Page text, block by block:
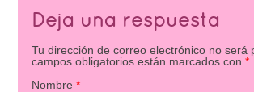
Deja una respuesta
Tu dirección de correo electrónico no será
campos obligatorios están marcados con *
Nombre *